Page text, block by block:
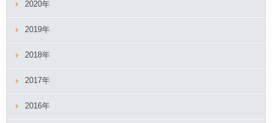
2020年
2019年
2018年
2017年
2016年